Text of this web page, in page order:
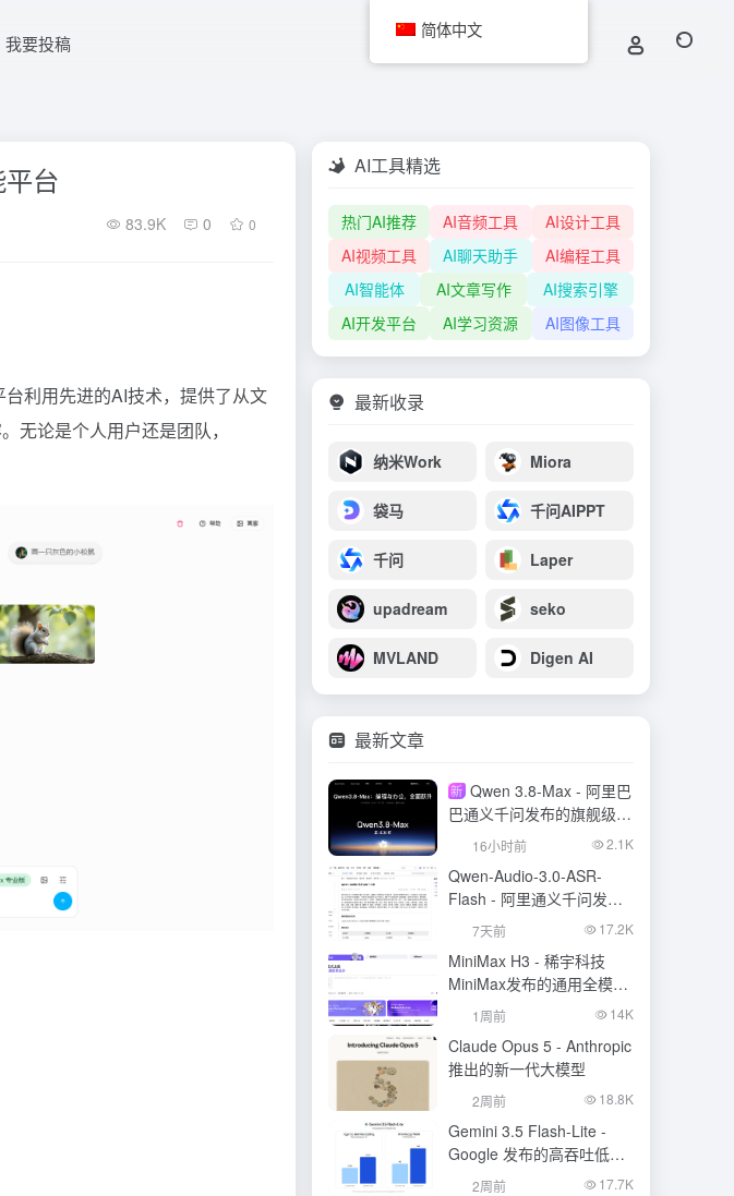
我要投稿
台
83.9K 0 0
利用先进的AI技术，提供了从文
无论是个人用户还是团队，
AI工具精选
热门AI推荐 AI音频工具
AI设计工具
AI视频工具
AI聊天助手
AI编程工具
AI智能体
AI文章写作
AI搜索引擎
AI开发平台
AI学习资源 AI图像工具
最新收录
纳米Work Miora
袋马 千问AIPPT
千问 Laper
upadream seko
MVLAND Digen AI
最新文章
新 Qwen 3.8-Max - 阿里巴
巴通义千问发布的旗舰级大
模型16小时前 2.1K
Qwen-Audio-3.0-ASR-
Flash - 阿里通义千问发布
的语音识别大模型
7天前 17.2K
MiniMax H3 - 稀宇科技
MiniMax发布的通用全模态
生成模型
1周前 14K
Claude Opus 5 - Anthropic
推出的新一代大模型
2周前 18.8K
Gemini 3.5 Flash-Lite -
Google 发布的高吞吐低成
本模型
2周前 17.7K
简体中文